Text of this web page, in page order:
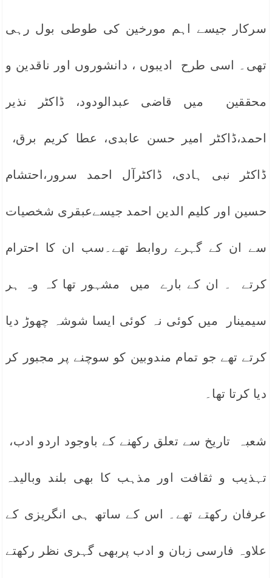
سرکار جیسے اہم مورخین کی طوطی بول رہی
تھی۔ اسی طرح ادیبوں ، دانشوروں اور ناقدین و
محققین میں قاضی عبدالودود، ڈاکٹر نذیر
احمد،ڈاکٹر امیر حسن عابدی، عطا کریم برق،
ڈاکٹر نبی ہادی، ڈاکٹرآل احمد سرور،احتشام
حسین اور کلیم الدین احمد جیسےعبقری شخصیات
سے ان کے گہرے روابط تھے۔سب ان کا احترام
کرتے ۔ ان کے بارے میں مشہور تھا کہ وہ ہر
سیمینار میں کوئی نہ کوئی ایسا شوشہ چھوڑ دیا
کرتے تھے جو تمام مندوبین کو سوچنے پر مجبور کر
دیا کرتا تھا۔
شعبہ تاریخ سے تعلق رکھنے کے باوجود اردو ادب،
تہذیب و ثقافت اور مذہب کا بھی بلند وبالیدہ
عرفان رکھتے تھے۔ اس کے ساتھ ہی انگریزی کے
علاوہ فارسی زبان و ادب پربھی گہری نظر رکھتے